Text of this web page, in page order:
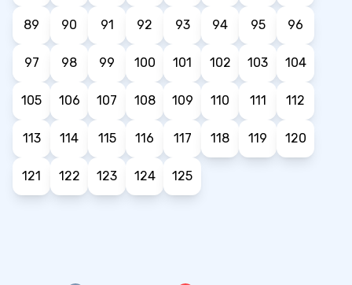
89 90 91 92 93 94 95 96
97 98 99 100 101 102 103 104
105 106 107 108 109 110 111 112
113 114 115 116 117 118 119 120
121 122 123 124 125